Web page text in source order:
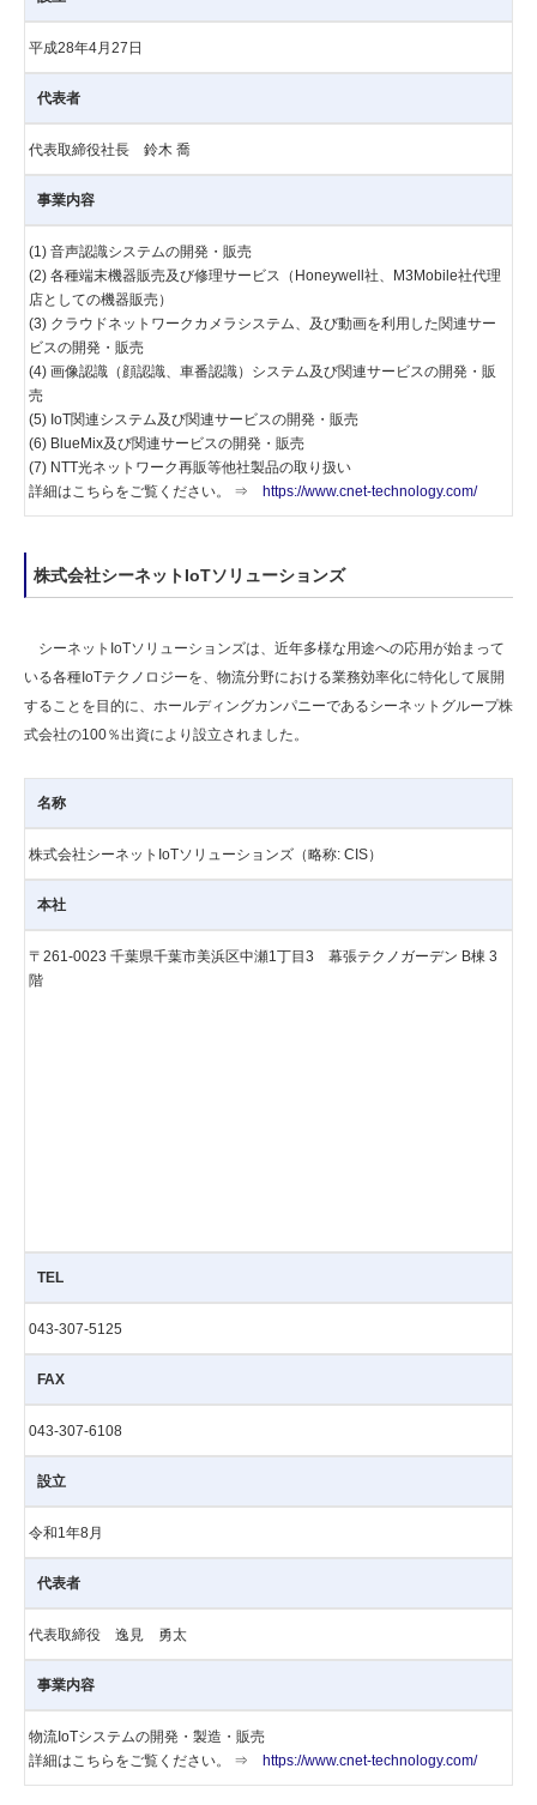
平成28年4月27日
代表者
代表取締役社長 鈴木 喬
事業内容
(1) 音声認識システムの開発・販売
(2) 各種端末機器販売及び修理サービス（Honeywell社、M3Mobile社代理
店としての機器販売）
(3) クラウドネットワークカメラシステム、及び動画を利用した関連サー
ビスの開発・販売
(4) 画像認識（顔認識、車番認識）システム及び関連サービスの開発・販
売
(5) IoT関連システム及び関連サービスの開発・販売
(6) BlueMix及び関連サービスの開発・販売
(7) NTT光ネットワーク再販等他社製品の取り扱い
詳細はこちらをご覧ください。 ⇒
https://www.cnet-technology.com/
株式会社シーネットIoTソリューションズ
シーネットIoTソリューションズは、近年多様な用途への応用が始まって
いる各種IoTテクノロジーを、物流分野における業務効率化に特化して展開
することを目的に、ホールディングカンパニーであるシーネットグループ株
式会社の100％出資により設立されました。
名称
株式会社シーネットIoTソリューションズ（略称: CIS）
本社
〒261-0023 千葉県千葉市美浜区中瀬1丁目3 幕張テクノガーデン B棟 3
階
TEL
043-307-5125
FAX
043-307-6108
設立
令和1年8月
代表者
代表取締役 逸見 勇太
事業内容
物流IoTシステムの開発・製造・販売
詳細はこちらをご覧ください。 ⇒
https://www.cnet-technology.com/